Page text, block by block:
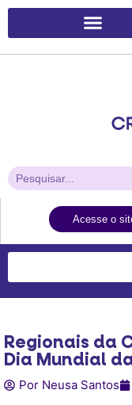
Acesse o
Regionais da
Dia Mundial
Por Neusa Santos